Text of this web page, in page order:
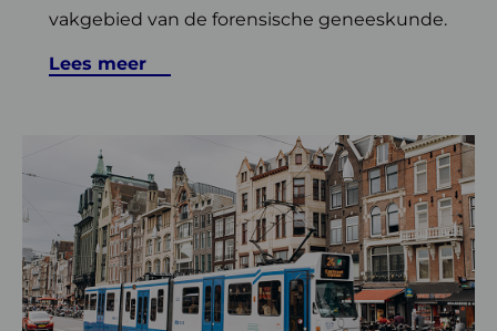
vakgebied van de forensische geneeskunde.
Lees meer
meer
Over
de
omgevingswet